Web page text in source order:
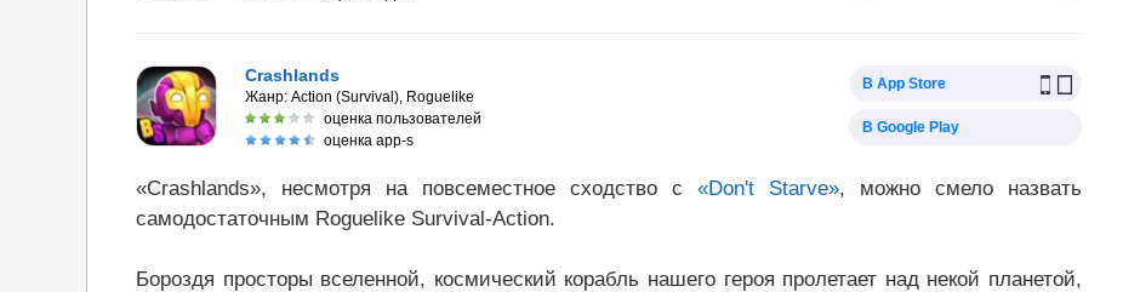
Crashlands
Жанр: Action (Survival), Roguelike
оценка пользователей
оценка app-s
В App Store
В Google Play
«Crashlands», несмотря на повсеместное сходство с «Don't Starve», можно смело назвать
самодостаточным Roguelike Survival-Action.
Бороздя просторы вселенной, космический корабль нашего героя пролетает над некой планетой,